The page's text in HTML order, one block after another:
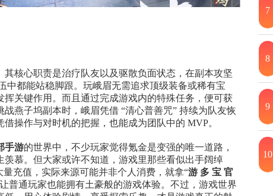
核心职责是治疗队友以及驱散负面状态，在副本攻坚
中都能站稳脚跟。玩峨眉无需追求顶级装备或稀有宝
关键作用。而且通过完成游戏内的特殊任务，便可获
燕子坞副本时，峨眉凭借 “清心普善咒” 持续为队友恢
操作与对时机的把握，也能成为团队中的 MVP。
手游的世界中，不少玩家觉得氪金是变强的唯一道路，
慕。但大家或许不知道，游戏里那些看似出手阔绰
充值，实际来源可能并非个人消费，就拿“游 多 宝 官
普通玩家也能拥有土豪般的游戏体验。不过，游戏世界
7
8
9
10